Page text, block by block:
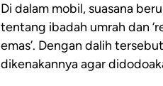
Di dalam mobil, suasana
tentang ibadah umrah dan
emas’. Dengan dalih
dikenakannya agar